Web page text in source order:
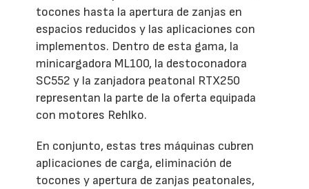
tocones hasta la apertura de zanjas en
espacios reducidos y las aplicaciones con
implementos. Dentro de esta gama, la
minicargadora ML100, la destoconadora
SC552 y la zanjadora peatonal RTX250
representan la parte de la oferta equipada
con motores Rehlko.
En conjunto, estas tres máquinas cubren
aplicaciones de carga, eliminación de
tocones y apertura de zanjas peatonales,